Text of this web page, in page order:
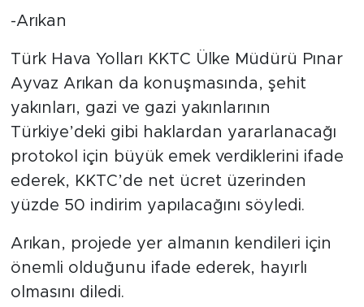
-Arıkan
Türk Hava Yolları KKTC Ülke Müdürü Pınar
Ayvaz Arıkan da konuşmasında, şehit
yakınları, gazi ve gazi yakınlarının
Türkiye’deki gibi haklardan yararlanacağı
protokol için büyük emek verdiklerini ifade
ederek, KKTC’de net ücret üzerinden
yüzde 50 indirim yapılacağını söyledi.
Arıkan, projede yer almanın kendileri için
önemli olduğunu ifade ederek, hayırlı
olmasını diledi.